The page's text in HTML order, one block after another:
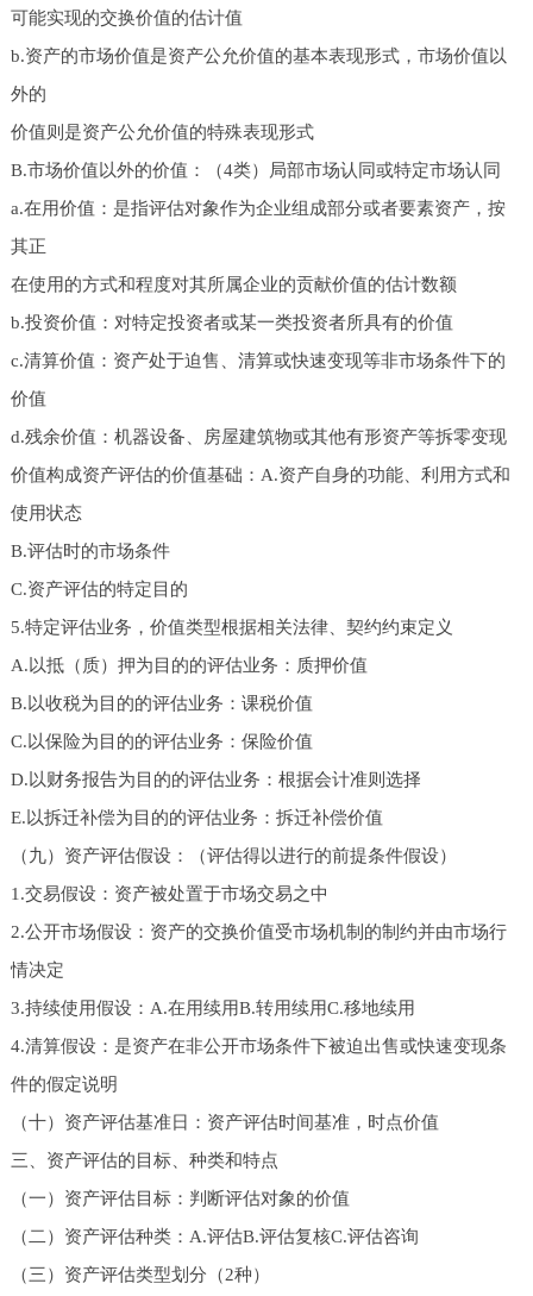
可能实现的交换价值的估计值
b.资产的市场价值是资产公允价值的基本表现形式，市场价值以
外的
价值则是资产公允价值的特殊表现形式
B.市场价值以外的价值：（4类）局部市场认同或特定市场认同
a.在用价值：是指评估对象作为企业组成部分或者要素资产，按
其正
在使用的方式和程度对其所属企业的贡献价值的估计数额
b.投资价值：对特定投资者或某一类投资者所具有的价值
c.清算价值：资产处于迫售、清算或快速变现等非市场条件下的
价值
d.残余价值：机器设备、房屋建筑物或其他有形资产等拆零变现
价值构成资产评估的价值基础：A.资产自身的功能、利用方式和
使用状态
B.评估时的市场条件
C.资产评估的特定目的
5.特定评估业务，价值类型根据相关法律、契约约束定义
A.以抵（质）押为目的的评估业务：质押价值
B.以收税为目的的评估业务：课税价值
C.以保险为目的的评估业务：保险价值
D.以财务报告为目的的评估业务：根据会计准则选择
E.以拆迁补偿为目的的评估业务：拆迁补偿价值
（九）资产评估假设：（评估得以进行的前提条件假设）
1.交易假设：资产被处置于市场交易之中
2.公开市场假设：资产的交换价值受市场机制的制约并由市场行
情决定
3.持续使用假设：A.在用续用B.转用续用C.移地续用
4.清算假设：是资产在非公开市场条件下被迫出售或快速变现条
件的假定说明
（十）资产评估基准日：资产评估时间基准，时点价值
三、资产评估的目标、种类和特点
（一）资产评估目标：判断评估对象的价值
（二）资产评估种类：A.评估B.评估复核C.评估咨询
（三）资产评估类型划分（2种）